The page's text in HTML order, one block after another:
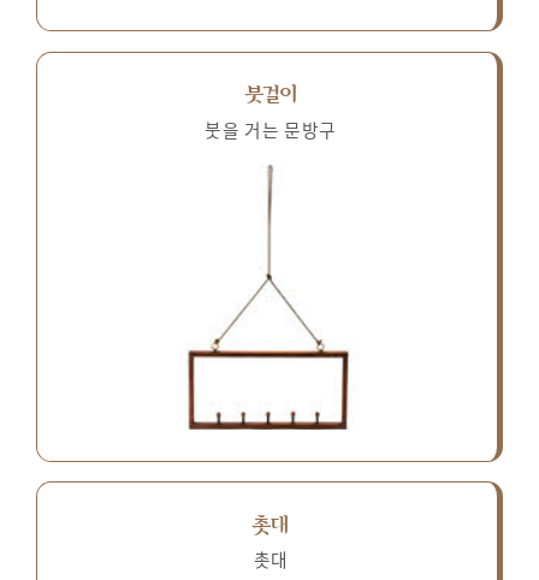
붓걸이
붓을 거는 문방구
촛대
촛대